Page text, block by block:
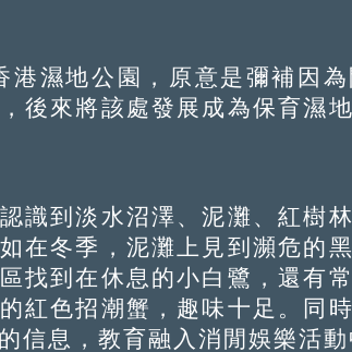
地公園，原意是彌補因為
後來將該處發展成為保育濕
到淡水沼澤、泥灘、紅樹林
在冬季，泥灘上見到瀕危的
找到在休息的小白鷺，還有
紅色招潮蟹，趣味十足。同
信息，教育融入消閒娛樂活動